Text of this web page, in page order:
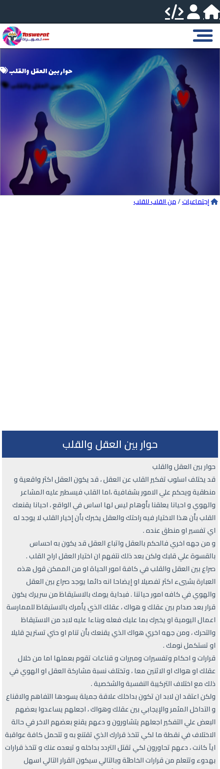
حوار بين العقل والقلب
إجتماعيات/من القلب للقلب
حوار بين العقل والقلب
حوار بين العقل والقلب
قد يختلف اسلوب تفكير القلب عن العقل ، قد يكون العقل اكثر واقعية و
منطقية ويحكم علي الامور بشفافية ،اما القلب فيسطير عليه المشاعر
والهوي و احيانا يعلقنا بأوهام ليس لها اساس في الواقع ، احيانا يقنعك
القلب بأن هذا الاختيار فيه راحتك والعقل يخبرك بأن إخيار القلب لا يوجد له
اي تفسير او منطق عنده .
و من جهه اخري فالحكم بالعقل واتباع العقل قد يكون به احساس
بالقسوة علي قلبك ولكن بعد ذلك نتفهم ان اختيار العقل اراح القلب .
صراع بين العقل والقلب في كافة امور الحياة او من الممكن قول هذه
العبارة بشييء اكثر تفصيلا او إيضاحا انه دائما يوجد صراع بين العقل
والهوي في كافه امور حياتنا . فبداية يومك بالاستيقاظ من سريرك يكون
قرار بعد صدام بين عقلك و هواك ، عقلك الذي يأمرك بالاستيقاظ للممارسة
اعمال اليومية او يخبرك بما عليك فعله وبناءا عليه لابد من الاستيقاظ
والتحرك ، ومن جهه اخري هواك الذي يقنعك بأن تنام او حتي تستريح قليلا
او تستكمل نومك .
قرارات و احكام وتفسيرات ومبررات و قناعات تقوم بعملها اما من خلال
عقلك او هواك او الاثنين معا ، وتختلف نسبة مشاركة العقل او الهوي في
ذلك مع اختلاف التركيبة النفسية والشخصية .
ولكن اعتقد ان لابد ان تكون بداخلك علاقة جميلة يسودها التفاهم والاقناع
و التداخل المثمر والإيجابي بين عقلك وهواك ، اجعلهم يساعدوا بعضهم
البعض علي التفكير اجعلهم يتشاورون و دعهم يقنع بعضهم الاخر في حالة
الاختلاف في نقطة ما لكي تتخذ قرارك الذي تقتنع به و تتحمل كافة عواقبة
ايآ كانت ، دعهم تحاورون لكي تقتل التردد بداخله و تبعده عنك و تتخذ قرارات
بهدوء وتتعلم من قرارات الخاطئة وبالتالي سيكون القرار التالي اسهل